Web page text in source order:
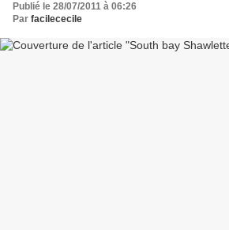
Publié le 28/07/2011 à 06:26
Par facilececile